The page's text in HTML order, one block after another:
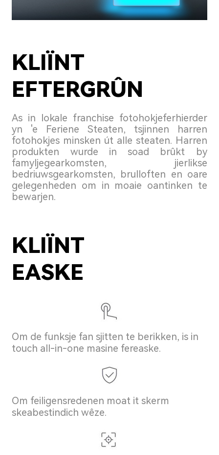
KLIÏNT
EFTERGRÛN
As in lokale franchise fotohokjeferhierder
yn 'e Feriene Steaten, tsjinnen harren
fotohokjes minsken út alle steaten. Harren
produkten wurde in soad brûkt by
famyljegearkomsten, jierlikse
bedriuwsgearkomsten, brulloften en oare
gelegenheden om in moaie oantinken te
bewarjen.
KLIÏNT
EASKE
Om de funksje fan sjitten te berikken, is in
touch all-in-one masine fereaske.
Om feiligensredenen moat it skerm
skeabestindich wêze.